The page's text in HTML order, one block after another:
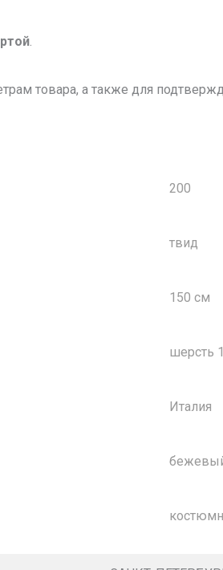
.
товара, а также для
200
твид
150 см
шерсть
Италия